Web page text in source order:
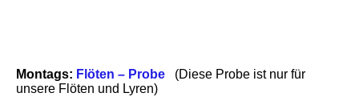
Montags: Flöten – Probe
(Diese Probe ist nur für
unsere Flöten und Lyren)